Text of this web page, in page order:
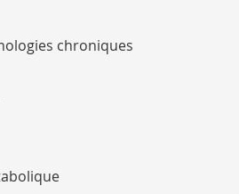
chroniques